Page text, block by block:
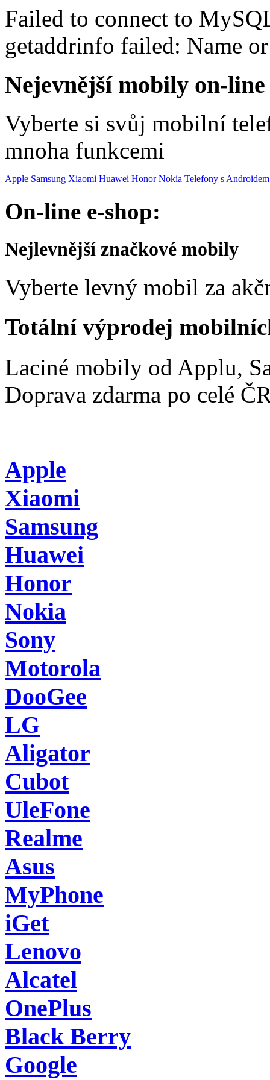
Failed to connect to
getaddrinfo failed: Name
Nejevnější mobily on-
Vyberte si svůj mobilní
mnoha funkcemi
Apple Samsung Xiaomi Huawei Honor Nokia Telefony s Androidem
On-line e-shop:
Nejlevnější značkové mobily
Vyberte levný mobil za
Totální výprodej
Laciné mobily od Applu,
Doprava zdarma po celé
Apple
Xiaomi
Samsung
Huawei
Honor
Nokia
Sony
Motorola
DooGee
LG
Aligator
Cubot
UleFone
Realme
Asus
MyPhone
iGet
Lenovo
Alcatel
OnePlus
Black Berry
Google